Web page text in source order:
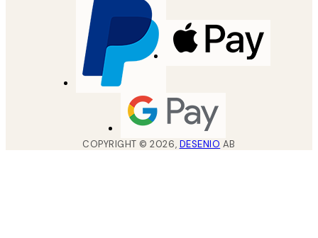
COPYRIGHT ©2026, DESENIO AB